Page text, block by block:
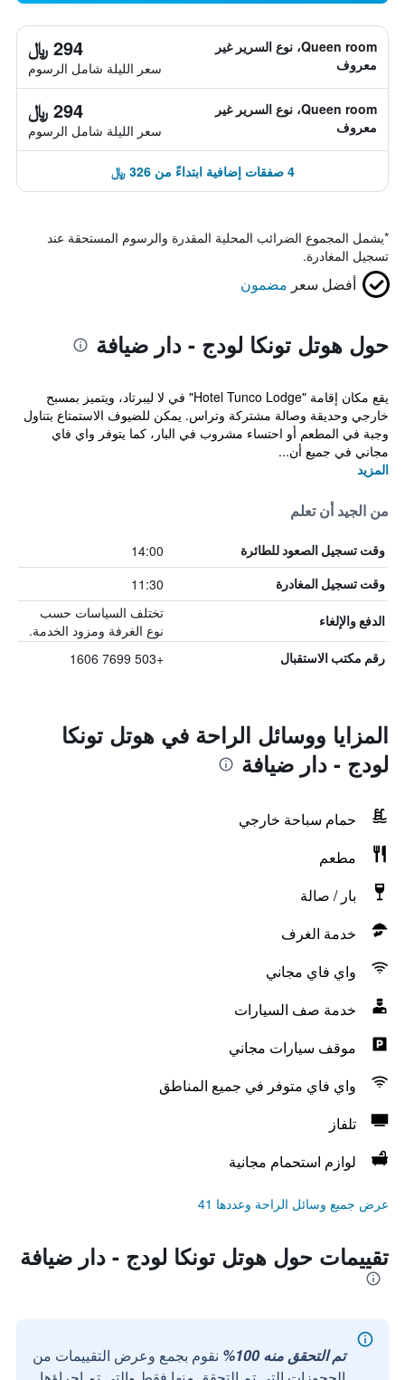
Queen room، نوع السرير غير
معروف
294 ﷼
سعر الليلة شامل الرسوم
Queen room، نوع السرير غير
معروف
294 ﷼
سعر الليلة شامل الرسوم
4 صفقات إضافية ابتداءً من 326 ﷼
*يشمل المجموع الضرائب المحلية المقدرة والرسوم المستحقة عند
تسجيل المغادرة.
أفضل سعر مضمون
حول هوتل تونكا لودج - دار ضيافة
يقع مكان إقامة "Hotel Tunco Lodge" في لا ليبرتاد، ويتميز بمسبح
خارجي وحديقة وصالة مشتركة وتراس. يمكن للضيوف الاستمتاع بتناول
وجبة في المطعم أو احتساء مشروب في البار، كما يتوفر واي فاي
مجاني في جميع أن...
المزيد
من الجيد أن تعلم
وقت تسجيل الصعود للطائرة 14:00
وقت تسجيل المغادرة 11:30
الدفع والإلغاء
تختلف السياسات حسب
نوع الغرفة ومزود الخدمة.
رقم مكتب الاستقبال +503 7699 1606
المزايا ووسائل الراحة في هوتل تونكا
لودج - دار ضيافة
حمام سباحة خارجي
مطعم
بار / صالة
خدمة الغرف
واي فاي مجاني
خدمة صف السيارات
موقف سيارات مجاني
واي فاي متوفر في جميع المناطق
تلفاز
لوازم استحمام مجانية
عرض جميع وسائل الراحة وعددها 41
تقييمات حول هوتل تونكا لودج - دار ضيافة
تم التحقق منه 100%
نقوم بجمع وعرض التقييمات من